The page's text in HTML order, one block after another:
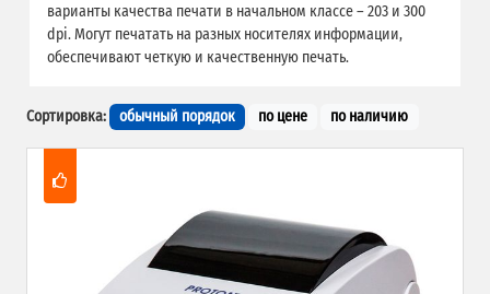
варианты качества печати в начальном классе – 203 и 300
dpi. Могут печатать на разных носителях информации,
обеспечивают четкую и качественную печать.
Сортировка: обычный порядок по цене по наличию